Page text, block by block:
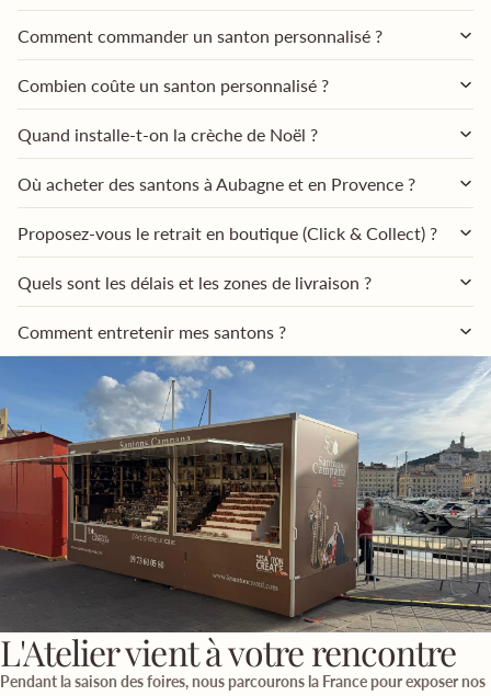
Comment commander un santon personnalisé ?
Combien coûte un santon personnalisé ?
Quand installe-t-on la crèche de Noël ?
Où acheter des santons à Aubagne et en Provence ?
Proposez-vous le retrait en boutique (Click & Collect) ?
Quels sont les délais et les zones de livraison ?
Comment entretenir mes santons ?
L'Atelier vient à votre rencontre
Pendant la saison des foires, nous parcourons la France pour exposer nos